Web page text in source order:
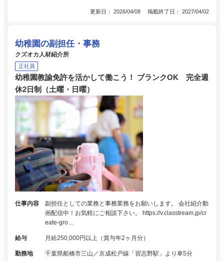
更新日： 2026/04/08 掲載終了日： 2027/04/02
幼稚園の副担任・事務
クズオカ人材紹介所
正社員
幼稚園教諭免許を活かして働こう！ ブランクOK 完全週
休2日制（土曜・日曜）
仕事内容
副担任としての業務と事務業務をお願いします。 会社紹介動
画配信中！お気軽にご相談下さい。 https://v.classtream.jp/cr
eate-gro…
給与 月給250,000円以上（賞与年2ヶ月分）
勤務地 千葉県船橋市三山／京成松戸線「習志野駅」より車5分